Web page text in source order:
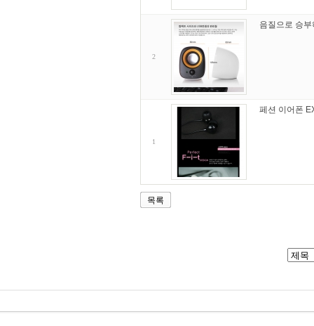
2
음질으로 승
1
페션 이어폰
목록